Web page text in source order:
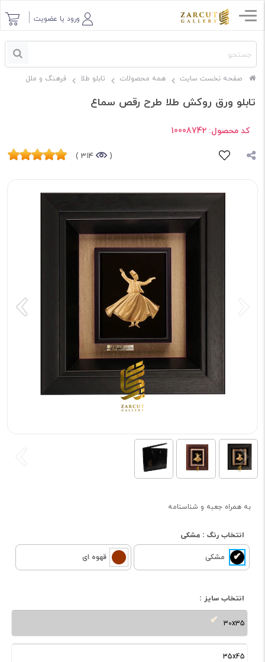
ورود یا عضویت
صفحه نخست سایت همه محصولات تابلو طلا فرهنگ و ملل
تابلو ورق روکش طلا طرح رقص سماع
کد محصول: 10008742
(
314 )
به همراه جعبه و شناسنامه
انتخاب رنگ : مشکی
مشکی قهوه ای
انتخاب سایز :
30x35
35x45